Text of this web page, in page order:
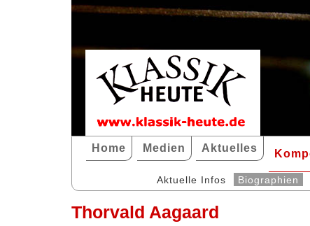
Home Medien Aktuelles
Aktuelle Infos Biographien
Thorvald Aagaard